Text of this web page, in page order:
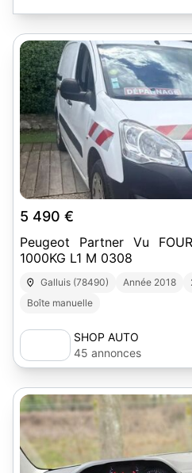
5 490 €
Peugeot Partner Vu
1000KG L1 M 0308
Galluis (78490) Année 2018
Boîte manuelle
SHOP AUTO
45 annonces